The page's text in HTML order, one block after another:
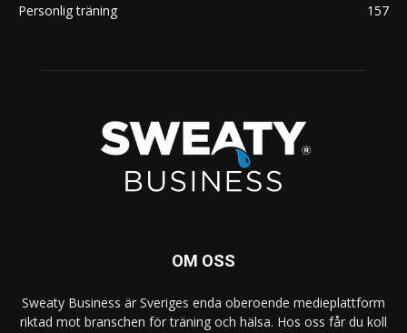
Personlig träning
157
OM OSS
Sweaty Business är Sveriges enda oberoende medieplattform
riktad mot branschen för träning och hälsa. Hos oss får du koll